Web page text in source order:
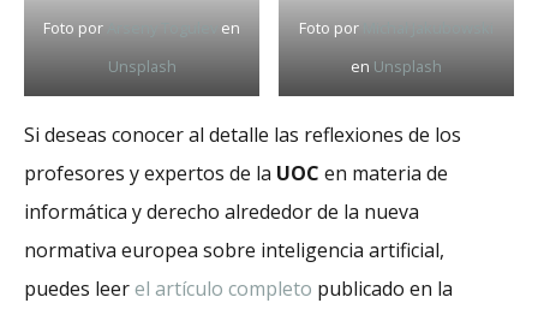
Foto por
en
Unsplash
Foto por
en Unsplash
Si deseas conocer al detalle las reflexiones de los
profesores y expertos de la UOC en materia de
informática y derecho alrededor de la nueva
normativa europea sobre inteligencia artificial,
puedes leerel artículo completo publicado en la